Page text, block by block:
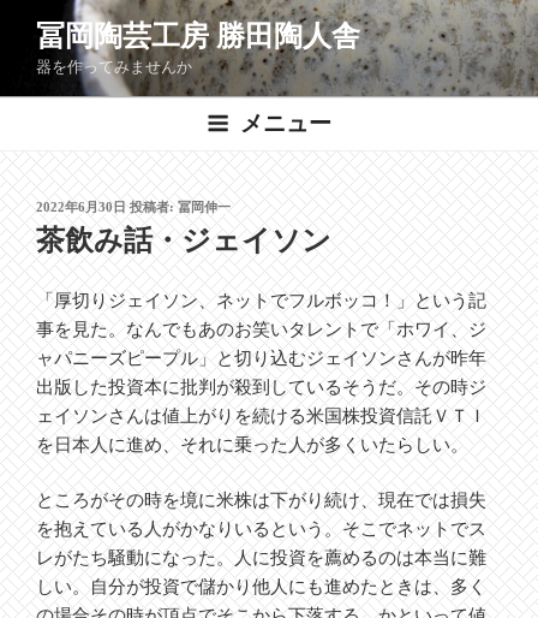
ン
へ
ス
キ
ッ
プ
冨岡陶芸工房 勝田陶人舎
器を作ってみませんか
メニュー
投
稿
日:
2022年6月30日投稿者:冨岡伸一
茶飲み話・ジェイソン
「厚切りジェイソン、ネットでフルボッコ！」という記
事を見た。なんでもあのお笑いタレントで「ホワイ、ジ
ャパニーズピープル」と切り込むジェイソンさんが昨年
出版した投資本に批判が殺到しているそうだ。その時ジ
ェイソンさんは値上がりを続ける米国株投資信託ＶＴＩ
を日本人に進め、それに乗った人が多くいたらしい。
ところがその時を境に米株は下がり続け、現在では損失
を抱えている人がかなりいるという。そこでネットでス
レがたち騒動になった。人に投資を薦めるのは本当に難
しい。自分が投資で儲かり他人にも進めたときは、多く